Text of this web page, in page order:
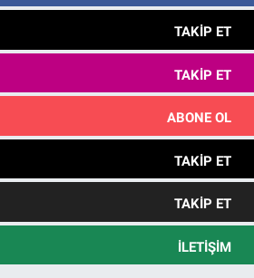
TAKIP ET
TAKIP ET
ABONE OL
TAKIP ET
TAKIP ET
İLETIŞIM